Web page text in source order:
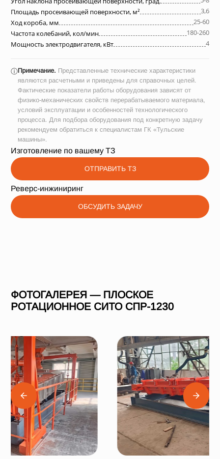
Площадь просеивающей поверхности, м²
3,6
Ход короба, мм
25-60
Частота колебаний, кол/мин
180-260
Мощность электродвигателя, кВт
4
ⓘПримечание. Представленные технические характеристики
являются расчетными и приведены для справочных целей.
Фактические показатели работы оборудования зависят от
физико-механических свойств перерабатываемого материала,
условий эксплуатации и особенностей технологического
процесса. Для подбора оборудования под конкретную задачу
рекомендуем обратиться к специалистам ГК «Тульские
машины».
Изготовление по вашему ТЗ
ОТПРАВИТЬ ТЗ
Реверс-инжиниринг
ОБСУДИТЬ ЗАДАЧУ
ФОТОГАЛЕРЕЯ — ПЛОСКОЕ
РОТАЦИОННОЕ СИТО СПР-1230